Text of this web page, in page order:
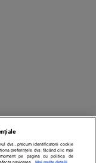
dvs., precum identificatorii cookie
preferințele dvs. făcând clic mai
pe pagina cu politica de
navigarea.
Mai multe detalii